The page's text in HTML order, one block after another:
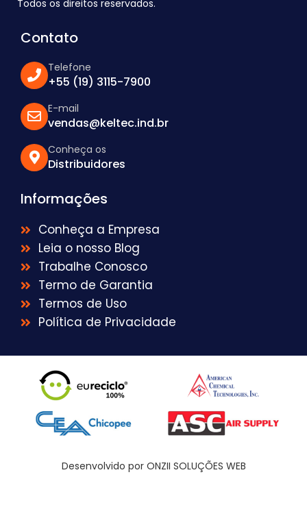
Todos os direitos reservados.
Contato
Telefone
+55 (19) 3115-7900
E-mail
vendas@keltec.ind.br
Conheça os
Distribuidores
Informações
Conheça a Empresa
Leia o nosso Blog
Trabalhe Conosco
Termo de Garantia
Termos de Uso
Política de Privacidade
Desenvolvido por ONZII SOLUÇÕES WEB